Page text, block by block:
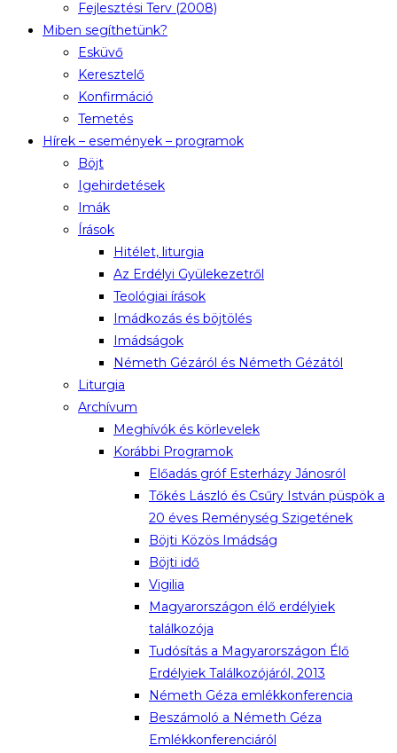
Fejlesztési Terv (2008)
Miben segíthetünk?
Esküvő
Keresztelő
Konfirmáció
Temetés
Hírek – események – programok
Böjt
Igehirdetések
Imák
Írások
Hitélet, liturgia
Az Erdélyi Gyülekezetről
Teológiai írások
Imádkozás és böjtölés
Imádságok
Németh Gézáról és Németh Gézától
Liturgia
Archívum
Meghívók és körlevelek
Korábbi Programok
Előadás gróf Esterházy Jánosról
Tőkés László és Csűry István püspök a
20 éves Reménység Szigetének
Böjti Közös Imádság
Böjti idő
Vigilia
Magyarországon élő erdélyiek
találkozója
Tudósítás a Magyarországon Élő
Erdélyiek Találkozójáról, 2013
Németh Géza emlékkonferencia
Beszámoló a Németh Géza
Emlékkonferenciáról